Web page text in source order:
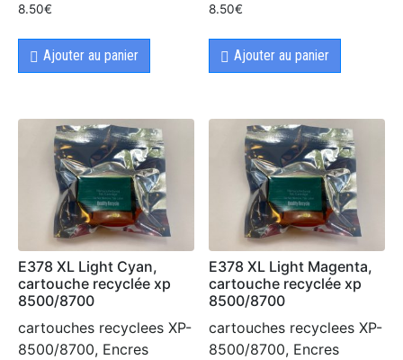
8.50€
Ajouter au panier
8.50€
Ajouter au panier
E378 XL Light Cyan,
cartouche recyclée xp
8500/8700
cartouches recyclees XP-
8500/8700, Encres
E378 XL Light Magenta,
cartouche recyclée xp
8500/8700
cartouches recyclees XP-
8500/8700, Encres